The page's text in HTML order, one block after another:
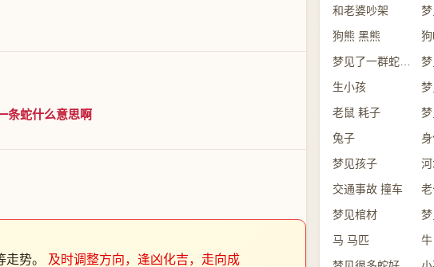
条蛇什么意思啊
走势。 及时调整方向，逢凶化吉，走向成
和老婆吵架
狗熊 黑熊
狗
生小孩
老鼠 耗子
兔子
梦见孩子
交通事故 撞车
梦见棺材
马 马匹
牛